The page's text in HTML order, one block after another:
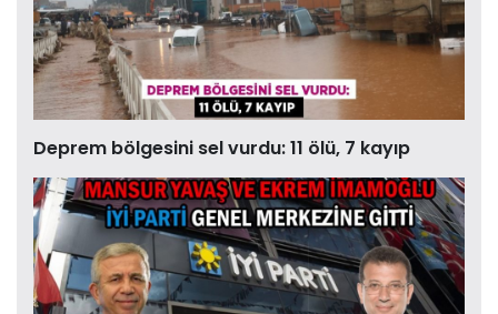
Deprem bölgesini sel vurdu: 11 ölü, 7 kayıp